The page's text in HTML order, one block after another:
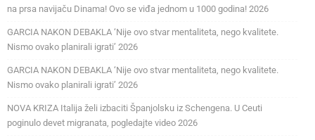
na prsa navijaču Dinama! Ovo se viđa jednom u 1000 godina! 2026
GARCIA NAKON DEBAKLA ‘Nije ovo stvar mentaliteta, nego kvalitete.
Nismo ovako planirali igrati’ 2026
GARCIA NAKON DEBAKLA ‘Nije ovo stvar mentaliteta, nego kvalitete.
Nismo ovako planirali igrati’ 2026
NOVA KRIZA Italija želi izbaciti Španjolsku iz Schengena. U Ceuti
poginulo devet migranata, pogledajte video 2026